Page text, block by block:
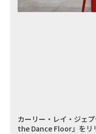
カーリー・レイ・ジェ
the Dance Floor』をリ